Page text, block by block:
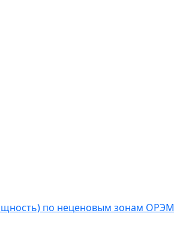
по неценовым зонам ОРЭМ